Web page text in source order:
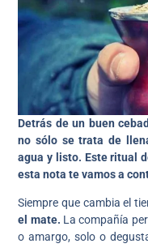
Detrás de un buen
no sólo se trata de
agua y listo. Este ritual
esta nota te vamos a
Siempre que cambia el
el mate. La compañía
o amargo, solo o